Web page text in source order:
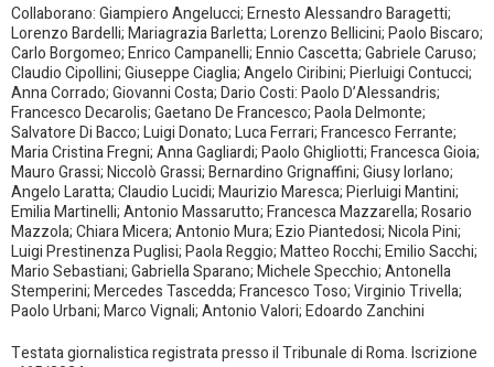
Collaborano: Giampiero Angelucci; Ernesto Alessandro Baragetti;
Lorenzo Bardelli; Mariagrazia Barletta; Lorenzo Bellicini; Paolo Biscaro;
Carlo Borgomeo; Enrico Campanelli; Ennio Cascetta; Gabriele Caruso;
Claudio Cipollini; Giuseppe Ciaglia; Angelo Ciribini; Pierluigi Contucci;
Anna Corrado; Giovanni Costa; Dario Costi: Paolo D’Alessandris;
Francesco Decarolis; Gaetano De Francesco; Paola Delmonte;
Salvatore Di Bacco; Luigi Donato; Luca Ferrari; Francesco Ferrante;
Maria Cristina Fregni; Anna Gagliardi; Paolo Ghigliotti; Francesca Gioia;
Mauro Grassi; Niccolò Grassi; Bernardino Grignaffini; Giusy Iorlano;
Angelo Laratta; Claudio Lucidi; Maurizio Maresca; Pierluigi Mantini;
Emilia Martinelli; Antonio Massarutto; Francesca Mazzarella; Rosario
Mazzola; Chiara Micera; Antonio Mura; Ezio Piantedosi; Nicola Pini;
Luigi Prestinenza Puglisi; Paola Reggio; Matteo Rocchi; Emilio Sacchi;
Mario Sebastiani; Gabriella Sparano; Michele Specchio; Antonella
Stemperini; Mercedes Tascedda; Francesco Toso; Virginio Trivella;
Paolo Urbani; Marco Vignali; Antonio Valori; Edoardo Zanchini
Testata giornalistica registrata presso il Tribunale di Roma. Iscrizione